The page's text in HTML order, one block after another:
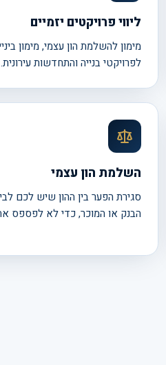
ליווי פרויקטים יזמיים
מימון להשלמת הון עצמי, מימון
לפרויקטי בנייה והתחדשות עירונית.
השלמת הון עצמי
סגירת הפער בין ההון שיש לכם
הבנק או המוכר, כדי לא לפספס